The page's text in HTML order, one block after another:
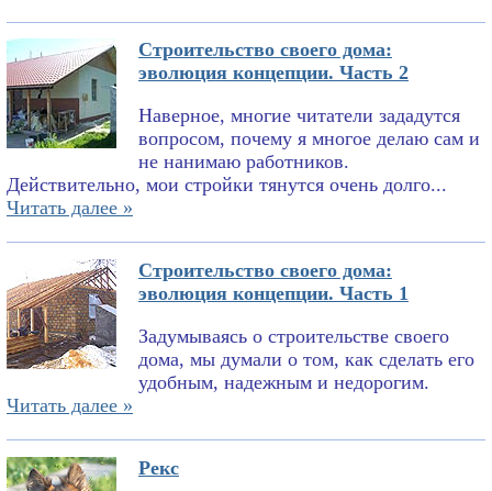
Строительство своего дома:
эволюция концепции. Часть 2
Наверное, многие читатели зададутся
вопросом, почему я многое делаю сам и
не нанимаю работников.
Действительно, мои стройки тянутся очень долго...
Читать далее »
Строительство своего дома:
эволюция концепции. Часть 1
Задумываясь о строительстве своего
дома, мы думали о том, как сделать его
удобным, надежным и недорогим.
Читать далее »
Рекс